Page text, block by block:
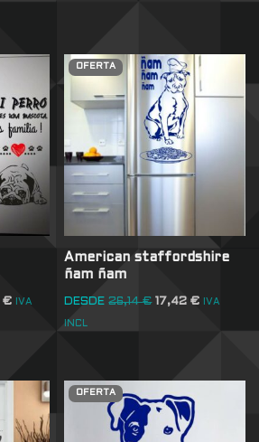
€ IVA
OFERTA
American staffordshire
ñam ñam
DESDE 26,14€ 17,42€ IVA
INCL
OFERTA